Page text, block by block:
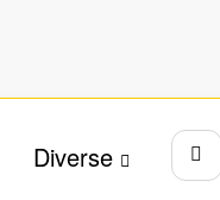
Diverse